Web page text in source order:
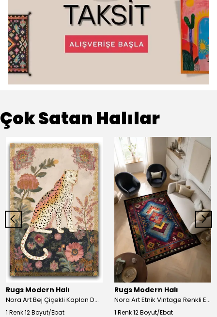
Çok Satan Halılar
Rugs Modern Halı
Nora Art Bej Çiçekli Kaplan Desenli Dokuma Taban Dekoratif Salon Halısı 61
1 Renk 12 Boyut/Ebat
Rugs Modern Halı
Nora Art Etnik Vintage Renkli Eskitme Dokuma Taban Dekoratif Salon Halısı 63
1 Renk 12 Boyut/Ebat